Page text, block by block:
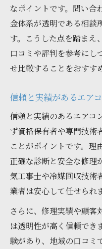
なポイントです。問い合
金体系が透明である相談
す。こうした点を踏まえ
口コミや評判を参考にし
せ比較することをおすす
信頼と実績があるエア
信頼と実績のあるエアコ
ず資格保有者や専門技術
ことがポイントです。理
正確な診断と安全な修理
気工事士や冷媒回収技術
業者は安心して任せられ
さらに、修理実績や顧客
は透明性が高く信頼でき
験があり、地域の口コミ